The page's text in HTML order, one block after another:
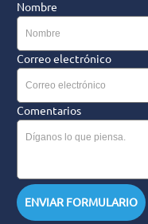
Nombre
Correo electrónico
Comentarios
ENVIAR FORMULARIO